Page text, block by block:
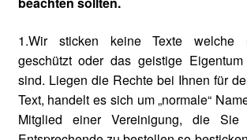
1.Wir sticken keine Texte welche
geschützt oder das geistige
sind. Liegen die Rechte bei Ihnen für
Text, handelt es sich um „normale“
Mitglied einer Vereinigung, die Sie